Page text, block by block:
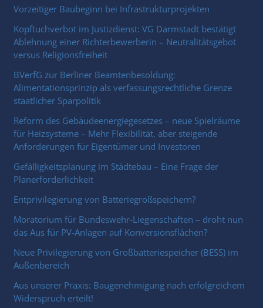
Vorzeitiger Baubeginn bei Infrastrukturprojekten
Kopftuchverbot im Justizdienst: VG Darmstadt bestätigt
Ablehnung einer Richterbewerberin – Neutralitätsgebot
versus Religionsfreiheit
BVerfG zur Berliner Beamtenbesoldung:
Alimentationsprinzip als verfassungsrechtliche Grenze
staatlicher Sparpolitik
Reform des Gebäudeenergiegesetzes – neue Spielräume
für Heizsysteme – Mehr Flexibilität, aber steigende
Anforderungen für Eigentümer und Investoren
Gefälligkeitsplanung im Städtebau – Eine Frage der
Planerforderlichkeit
Entprivilegierung von Batteriegroßspeichern?
Moratorium für Bundeswehr-Liegenschaften – droht nun
das Aus für PV-Anlagen auf Konversionsflächen?
Neue Privilegierung von Großbatteriespeicher (BESS) im
Außenbereich
Aus unserer Praxis: Baugenehmigung nach erfolgreichem
Widerspruch erteilt!